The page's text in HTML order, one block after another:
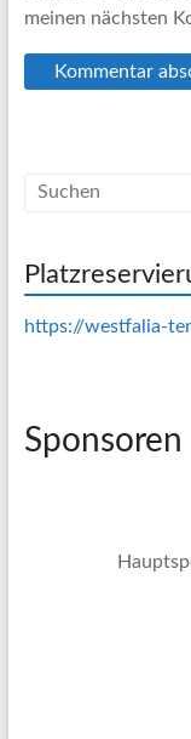
meinen nächsten
https://westfalia-
Sponsoren